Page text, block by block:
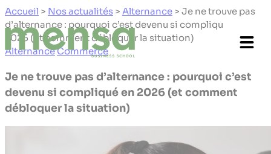
Panneau de gestion des cookies
Accueil > Nos actualités > Alternance > Je ne trouve pas
d’alternance : pourquoi c’est devenu si compliqué en
2026 (et comment débloquer la situation)
AlternanceCommerce
Je ne trouve pas d’alternance : pourquoi c’est
devenu si compliqué en 2026 (et comment
débloquer la situation)